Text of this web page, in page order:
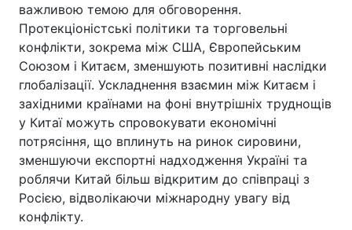
важливою темою для обговорення.
Протекціоністські політики та торговельні
конфлікти, зокрема між США, Європейським
Союзом і Китаєм, зменшують позитивні наслідки
глобалізації. Ускладнення взаємин між Китаєм і
західними країнами на фоні внутрішніх труднощів
у Китаї можуть спровокувати економічні
потрясіння, що вплинуть на ринок сировини,
зменшуючи експортні надходження Україні та
роблячи Китай більш відкритим до співпраці з
Росією, відволікаючи міжнародну увагу від
конфлікту.